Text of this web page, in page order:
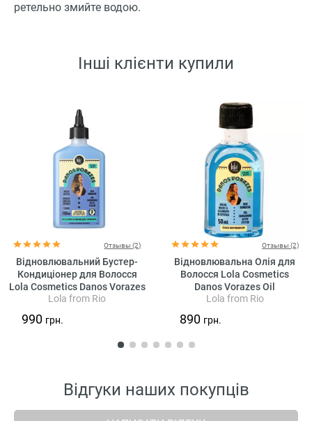
ретельно змийте водою.
Інші клієнти купили
Отзывы (2)
Відновлювальний Бустер-
Кондиціонер для Волосся
Lola Cosmetics Danos Vorazes
Booster de Reparacao
Lola from Rio
990 грн.
Отзывы (2)
Відновлювальна Олія для
Волосся Lola Cosmetics
Danos Vorazes Oil
Lola from Rio
890 грн.
Відгуки наших покупців